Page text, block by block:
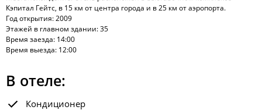
Кэпитал Гейтс, в 15 км от центра города и в 25 км от аэропорта.
Год открытия: 2009
Этажей в главном здании: 35
Время заезда: 14:00
Время выезда: 12:00
В отеле:
Кондиционер